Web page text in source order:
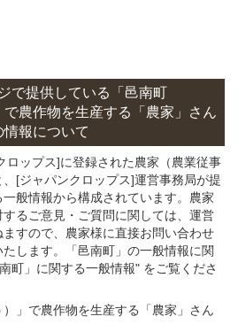
で提供している
「邑南町
で農作物を生産する
「農家」さん
情報について
ロップス]に登録された農家（農業従事
[ジャパンクロップス]運営事務局が提
般情報から構成されています。農家
るご意見・ご質問に関しては、運営
すので、農家様に直接お問い合わせ
します。「邑南町」の一般情報に関
町」に関する一般情報" をご覧くださ
」 で農作物を生産する
「農家」さん